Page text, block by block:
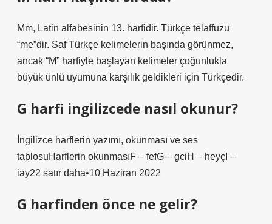
Mm, Latin alfabesinin 13. harfidir. Türkçe telaffuzu
“me”dir. Saf Türkçe kelimelerin başında görünmez,
ancak “M” harfiyle başlayan kelimeler çoğunlukla
büyük ünlü uyumuna karşılık geldikleri için Türkçedir.
G harfi ingilizcede nasıl okunur?
İngilizce harflerin yazımı, okunması ve ses
tablosuHarflerin okunmasıF – fefG – gciH – heyçI –
iay22 satır daha•10 Haziran 2022
G harfinden önce ne gelir?